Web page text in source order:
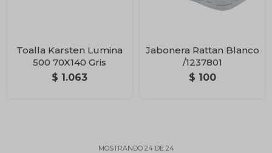
Toalla Karsten Lumina
500 70X140 Gris
$ 1.063
Jabonera Rattan Blanco
/1237801
$ 100
MOSTRANDO 24DE 24